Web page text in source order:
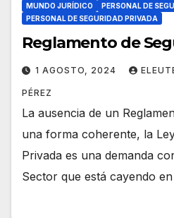
MUNDO JURÍDICO
PERSONAL DE
PERSONAL DE SEGURIDAD PRIVADA
Reglamento de
1 AGOSTO, 2024
PÉREZ
La ausencia de un
una forma coherente, la
Privada es una demanda
Sector que está cayendo